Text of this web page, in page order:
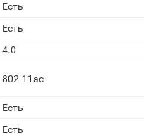
Есть
Есть
4.0
802.11ac
Есть
Есть